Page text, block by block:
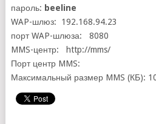
пароль: beeline
WAP-шлюз: 192.168.94.23
порт WAP-шлюза: 8080
MMS-центр: http://mms/
Порт центр MMS:
Максимальный размер MMS (КБ):